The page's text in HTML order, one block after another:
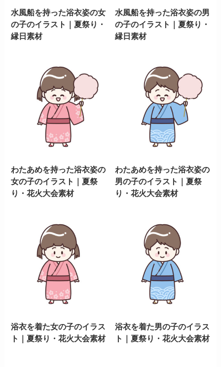
水風船を持った浴衣姿の女
の子のイラスト｜夏祭り・
縁日素材
水風船を持った浴衣姿の男
の子のイラスト｜夏祭り・
縁日素材
わたあめを持った浴衣姿の
女の子のイラスト｜夏祭
り・花火大会素材
わたあめを持った浴衣姿の
男の子のイラスト｜夏祭
り・花火大会素材
浴衣を着た女の子のイラス
ト｜夏祭り・花火大会素材
浴衣を着た男の子のイラス
ト｜夏祭り・花火大会素材